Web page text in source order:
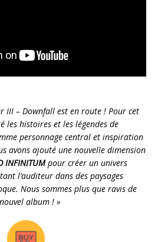
III – Downfall est en route ! Pour cet
les histoires et les légendes de
personnage central et inspiration
avons ajouté une nouvelle dimension
INFINITUMpour créer un univers
l’auditeur dans des paysages
Nous sommes plus que ravis de
album ! »